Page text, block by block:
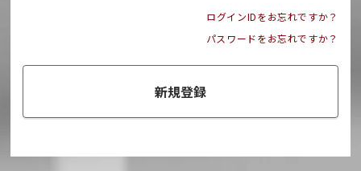
ログインIDをお忘れですか？
パスワードをお忘れですか？
新規登録